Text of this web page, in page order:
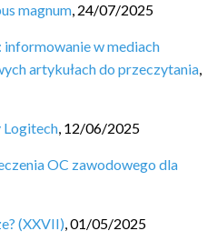
magnum, 24/07/2025
w mediach
artykułach do przeczytania,
Logitech, 12/06/2025
OC zawodowego dla
(XXVII),01/05/2025